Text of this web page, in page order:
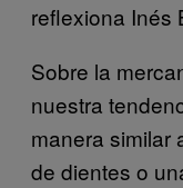
reflexiona Inés
Sobre la
nuestra
manera similar
de dientes o